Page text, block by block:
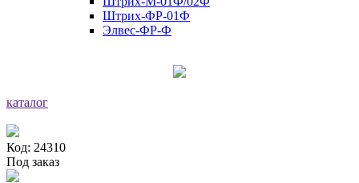
Штрих-ФР-01Ф
Элвес-ФР-Ф
каталог
Код: 24310
Под заказ